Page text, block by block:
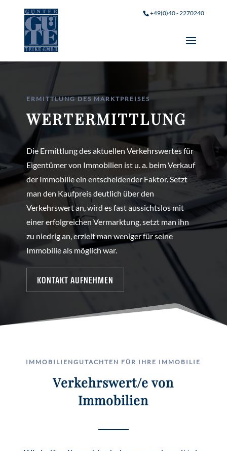
+49(0)40 - 2270240
ERMITTLUNG DES MARKTPREISES
WERTERMITTLUNG
Die Ermittlung des aktuellen Verkehrswertes für
Eigentümer von Immobilien ist u. a. beim Verkauf
der Immobilie ein entscheidender Faktor. Setzt
man den Kaufpreis deutlich über den
Verkehrswert an, wird es fast aussichtslos mit
einer erfolgreichen Vermarktung, setzt man ihn
zu niedrig an, erzielt man weniger für seine
Immobilie als möglich war.
KONTAKT AUFNEHMEN
IMMOBILIENGUTACHTEN FÜR IHRE IMMOBILIE
Verkehrswert/e von
Immobilien